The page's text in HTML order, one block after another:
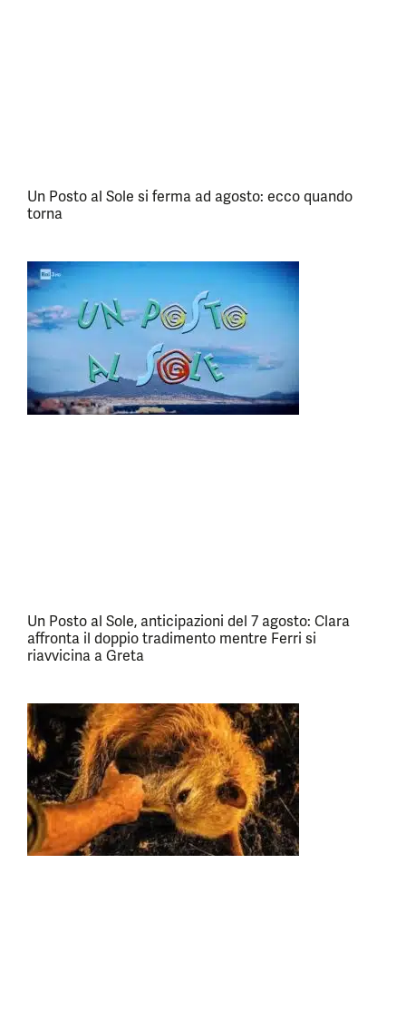
Un Posto al Sole si ferma ad agosto: ecco quando
torna
Un Posto al Sole, anticipazioni del 7 agosto: Clara
affronta il doppio tradimento mentre Ferri si
riavvicina a Greta